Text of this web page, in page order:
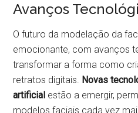
Avanços
O futuro da modelação da
emocionante, com avanços
transformar a forma como
retratos digitais. Novas
artificial estão a emergir,
modelos faciais cada vez